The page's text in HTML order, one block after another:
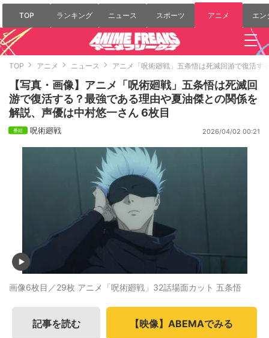
TOP ランキング ニュース スポーツ アニメ エン
TOP アニメ ニュース アニメ「呪術廻戦」五条悟は死滅回游で復活す
【写真・画像】アニメ「呪術廻戦」五条悟は死滅回
游で復活する？最強である理由や夏油傑との関係を
解説、声優は中村悠一さん 6枚目
呪術廻戦 2026/04/02 00:21
画像6枚目／29枚 アニメ「呪術廻戦」32話場面カット 五条悟
記事を読む 【映像】ABEMAでみる